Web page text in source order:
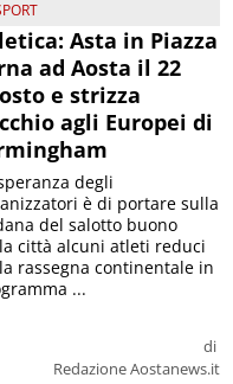
Asta in Piazza
ad Aosta il 22
e strizza
agli Europei di
di
Redazione Aostanews.it
degli
è di portare sulla
del salotto buono
città alcuni atleti reduci
rassegna continentale in
...